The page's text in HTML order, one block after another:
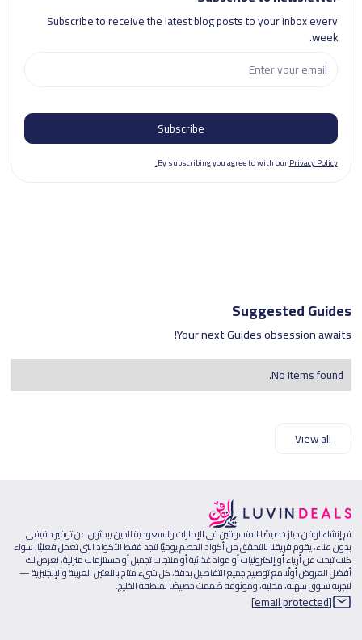
Subscribe to receive the latest blog posts to your inbox every
week.
By subscribing you agree to with ourPrivacy Policy.
Suggested Guides
Your next Guides obsession awaits!
No items found.
View all
تم إنشاء لوفن ديلز خصيصًا للمتسوقين في الإمارات والسعودية الذين يبحثون عن توفير حقيقي
بدون عناء، يقوم فريقنا بالتحقق من أكواد الخصم يوميًا لتجد فقط الأكواد التي تعمل فعليًا، سواء
كنت تبحث عن أزياء أو إلكترونيات أو مواد غذائية أو منتجات تجميل أو مستلزمات منزلية، نعرض لك
أفضل العروض أولًا مع توضيح جميع التفاصيل بدقة، كل شيء متاح باللغتين العربية والإنجليزية —
لتجربة تسوق سهلة، محلية، وموثوقة صُممت خصيصًا لمنطقة الخليج.
[email protected]